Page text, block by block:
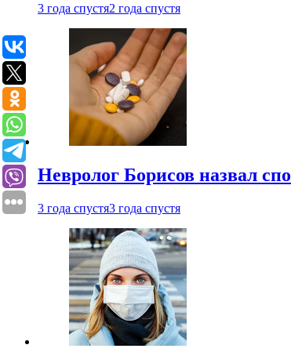
3 года спустя2 года спустя
Невролог Борисов назвал
3 года спустя3 года спустя